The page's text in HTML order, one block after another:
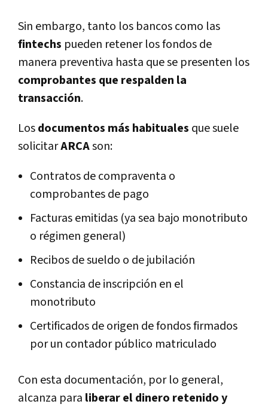
Sin embargo, tanto los bancos como las
fintechs pueden retener los fondos de
manera preventiva hasta que se presenten los
comprobantes que respalden la
transacción.
Losdocumentos más habituales que suele
solicitarARCAson:
Contratos de compraventa o
comprobantes de pago
Facturas emitidas (ya sea bajo monotributo
o régimen general)
Recibos de sueldo o de jubilación
Constancia de inscripción en el
monotributo
Certificados de origen de fondos firmados
por un contador público matriculado
Con esta documentación, por lo general,
alcanza para liberar el dinero retenido y